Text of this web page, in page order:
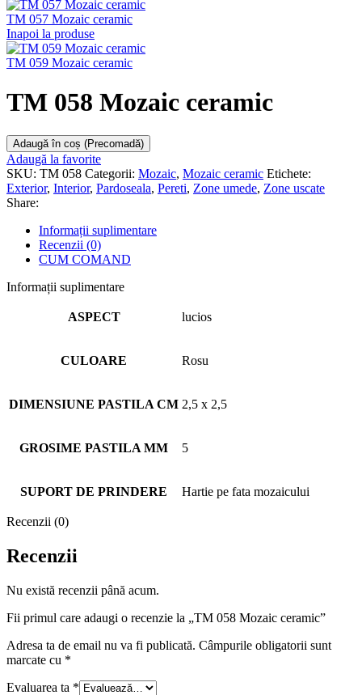
TM 057 Mozaic ceramic
Inapoi la produse
TM 059 Mozaic ceramic
TM 058 Mozaic ceramic
Adaugă în coș (Precomadă)
Adaugă la favorite
SKU: TM 058 Categorii: Mozaic, Mozaic ceramic Etichete:
Exterior, Interior, Pardoseala, Pereti, Zone umede, Zone uscate
Share:
Informații suplimentare
Recenzii (0)
CUM COMAND
Informații suplimentare
ASPECT lucios
CULOARE Rosu
DIMENSIUNE PASTILA CM 2,5 x 2,5
GROSIME PASTILA MM 5
SUPORT DE PRINDERE Hartie pe fata mozaicului
Recenzii (0)
Recenzii
Nu există recenzii până acum.
Fii primul care adaugi o recenzie la „TM 058 Mozaic ceramic”
Adresa ta de email nu va fi publicată. Câmpurile obligatorii sunt
marcate cu *
Evaluarea ta *